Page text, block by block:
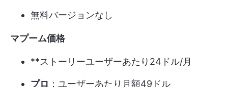
無料バージョンなし
マプーム価格
**ストーリーユーザーあたり24ドル/月
プロ ：ユーザーあたり月額49ドル